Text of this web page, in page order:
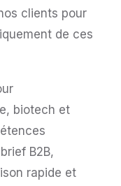
clients pour
de ces
biotech et
B2B,
rapide et